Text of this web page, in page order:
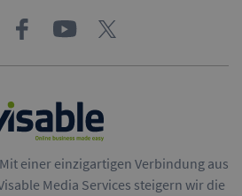
einer einzigartigen Verbindung aus
Media Services steigern wir die